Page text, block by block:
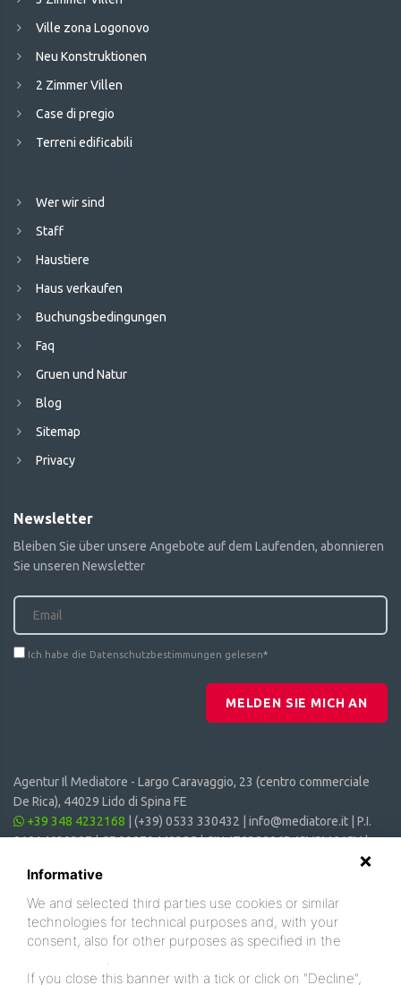
Ville zona Logonovo
Neu Konstruktionen
2 Zimmer Villen
Case di pregio
Terreni edificabili
Wer wir sind
Staff
Haustiere
Haus verkaufen
Buchungsbedingungen
Faq
Gruen und Natur
Blog
Sitemap
Privacy
Newsletter
Bleiben Sie über unsere Angebote auf dem Laufenden, abonnieren
Sie unseren Newsletter
Ich habe die Datenschutzbestimmungen gelesen*
MELDEN SIE MICH AN
Agentur Il Mediatore - Largo Caravaggio, 23 (centro commerciale
De Rica), 44029 Lido di Spina FE
+39 348 4232168
(+39) 0533 330432 info@mediatore.it | P.I.
01014620387 | CF 00870440385 | CIN: IT038006B4SVSM6JCV |
Informative
We and selected third parties use cookies or similar
technologies for technical purposes and, with your
consent, also for other purposes as specified in the
.
If you close this banner with a tick or click on "Decline",